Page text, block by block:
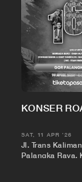
KONSER
SAT, 11 APR '26
Jl. Trans
Palangka Raya,